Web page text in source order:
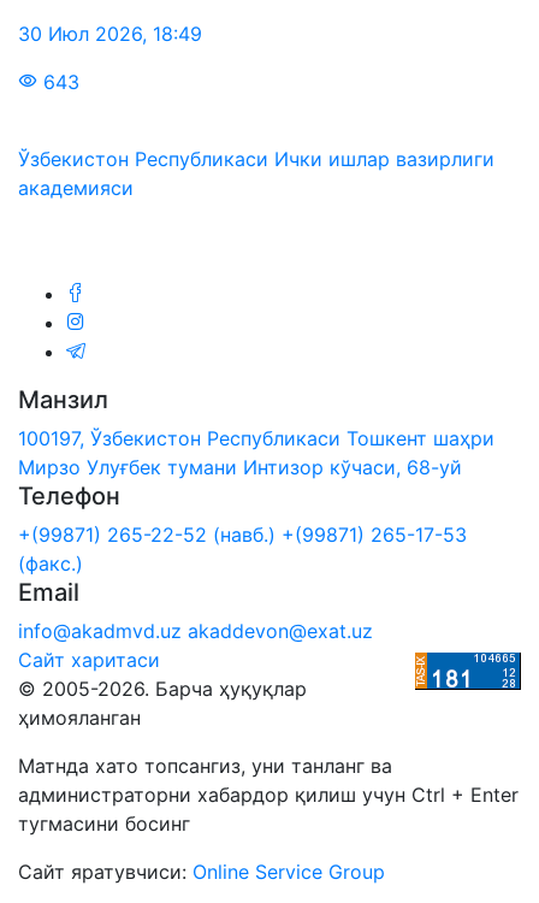
30 Июл 2026, 18:49
643
Ўзбекистон Республикаси Ички ишлар вазирлиги
академияси
Манзил
100197, Ўзбекистон Республикаси Тошкент шаҳри
Мирзо Улуғбек тумани Интизор кўчаси, 68-уй
Телефон
+(99871) 265-22-52 (навб.) +(99871) 265-17-53
(факс.)
Email
info@akadmvd.uz akaddevon@exat.uz
Сайт харитаси
© 2005-2026. Барча ҳуқуқлар
ҳимояланган
Матнда хато топсангиз, уни танланг ва
администраторни хабардор қилиш учун Ctrl + Enter
тугмасини босинг
Сайт яратувчиси: Online Service Group